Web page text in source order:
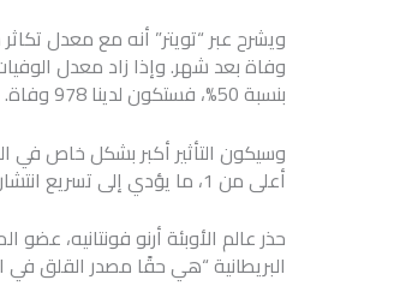
بنسبة 50%، فستكون لدينا 978 وفاة.
وسيكون التأثير أكبر بشكل خاص في
أعلى من 1، ما يؤدي إلى تسريع انتشار الوباء.
حذر عالم الأوبئة أرنو فونتانيه،
البريطانية “هي حقًا مصدر القلق في